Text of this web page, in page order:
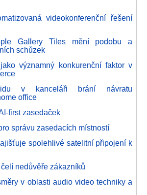
videokonferenční řešení
Gallery Tiles mění podobu a
schůzek
významný konkurenční faktor v
v kanceláři brání návratu
office
first zasedaček
správu zasedacích místností
spolehlivé satelitní připojení k
nedůvěře zákazníků
v oblasti audio video techniky a